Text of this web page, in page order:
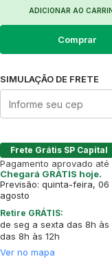
ADICIONAR AO
Comprar
SIMULAÇÃO DE FRETE
Frete Grátis SP Capital
Pagamento aprovado até
Chegará GRÁTIS hoje.
Previsão: quinta-feira, 06
agosto
Retire GRÁTIS:
de seg a sexta das 8h às
das 8h às 12h
Ver no mapa